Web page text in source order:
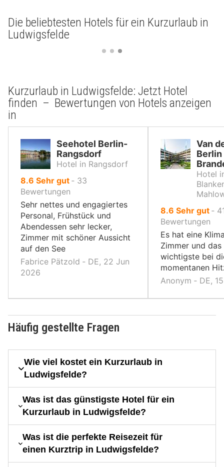
Die beliebtesten Hotels für ein Kurzurlaub in
Ludwigsfelde
Kurzurlaub in Ludwigsfelde: Jetzt Hotel
finden – Bewertungen von Hotels anzeigen
in
Seehotel Berlin-
Rangsdorf
Hotel in Rangsdorf
8.6 von
10,
Sehr gut ‐ 33
Bewertungen
Sehr nettes und engagiertes
Personal, Frühstück und
Abendessen sehr lecker,
Zimmer mit schöner Aussicht
auf den See
Fabrice Pätzold ‐ DE, 22 Jun
2026
Van
Berlin
Hotel
8.6 von
10,
Sehr gut ‐
Bewertungen
Es hat eine
Zimmer und
wichtigste bei
momentanen
Anonym ‐ DE,
Häufig gestellte Fragen
Wie viel kostet ein Kurzurlaub in
Ludwigsfelde?
Was ist das günstigste Hotel für ein
Kurzurlaub in Ludwigsfelde?
Was ist die perfekte Reisezeit für
einen Kurztrip in Ludwigsfelde?